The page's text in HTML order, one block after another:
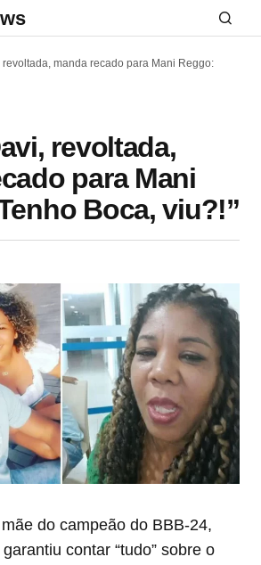
revoltada, manda recado para Mani Reggo:
revoltada,
para Mani
Boca, viu?!”
do campeão do BBB-24,
contar “tudo” sobre o